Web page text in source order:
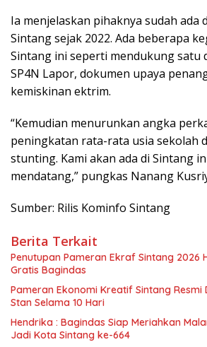
Ia menjelaskan pihaknya sudah ada
Sintang sejak 2022. Ada beberapa
Sintang ini seperti mendukung satu
SP4N Lapor, dokumen upaya
kemiskinan ektrim.
“Kemudian menurunkan angka
peningkatan rata-rata usia sekolah
stunting. Kami akan ada di Sintang
mendatang,” pungkas Nanang
Sumber: Rilis Kominfo Sintang
Berita Terkait
Penutupan Pameran Ekraf Sintang 2026
Gratis Bagindas
Pameran Ekonomi Kreatif Sintang Resmi
Stan Selama 10 Hari
Hendrika : Bagindas Siap Meriahkan
Jadi Kota Sintang ke-664